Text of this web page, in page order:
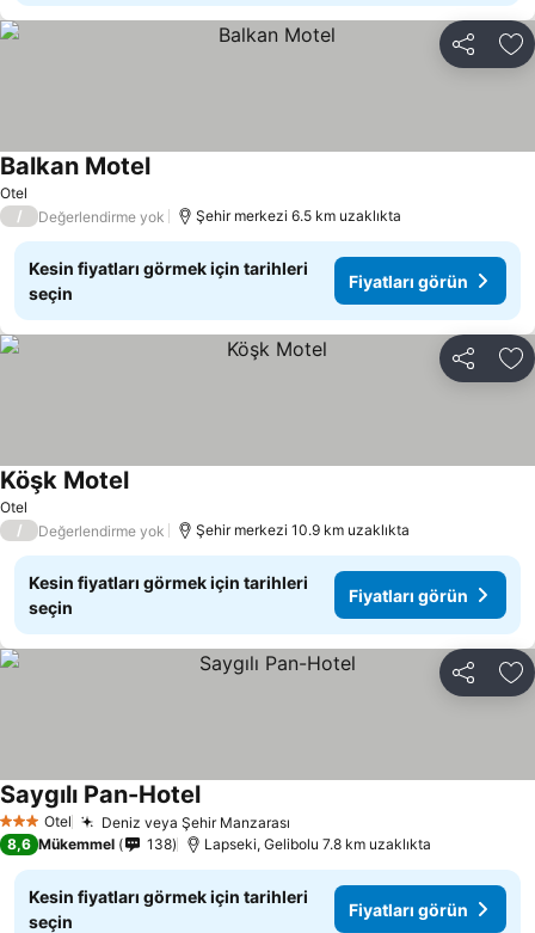
Paylaş
Otel
Balkan Motel
/ Değerlendirme yok Şehir merkezi 6.5 km uzaklıkta
Kesin fiyatları görmek için tarihleri
seçin
Fiyatları görün
Paylaş
Otel
Köşk Motel
/ Değerlendirme yok Şehir merkezi 10.9 km uzaklıkta
Kesin fiyatları görmek için tarihleri
seçin
Fiyatları görün
Paylaş
3 YıldızOtel Deniz veya Şehir Manzarası
Saygılı Pan-Hotel
8,6 Mükemmel 138 Lapseki, Gelibolu 7.8 km uzaklıkta
Kesin fiyatları görmek için tarihleri
seçin
Fiyatları görün